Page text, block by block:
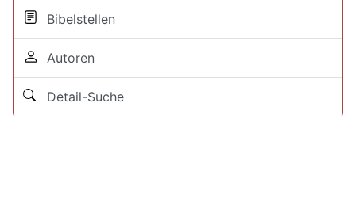
Bibelstellen
Autoren
Detail-Suche